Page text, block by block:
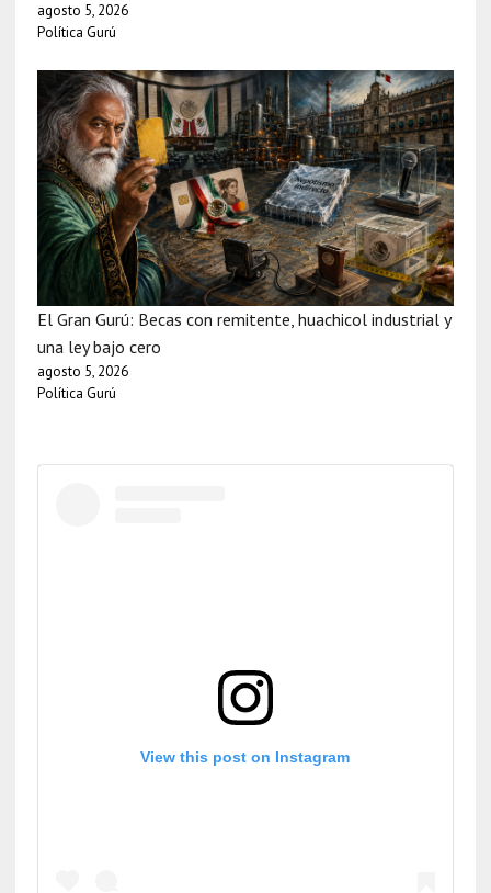
agosto 5, 2026
Política Gurú
El Gran Gurú: Becas con remitente, huachicol industrial y
una ley bajo cero
agosto 5, 2026
Política Gurú
View this post on Instagram